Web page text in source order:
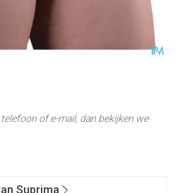
of e-mail, dan bekijken we
Suprima